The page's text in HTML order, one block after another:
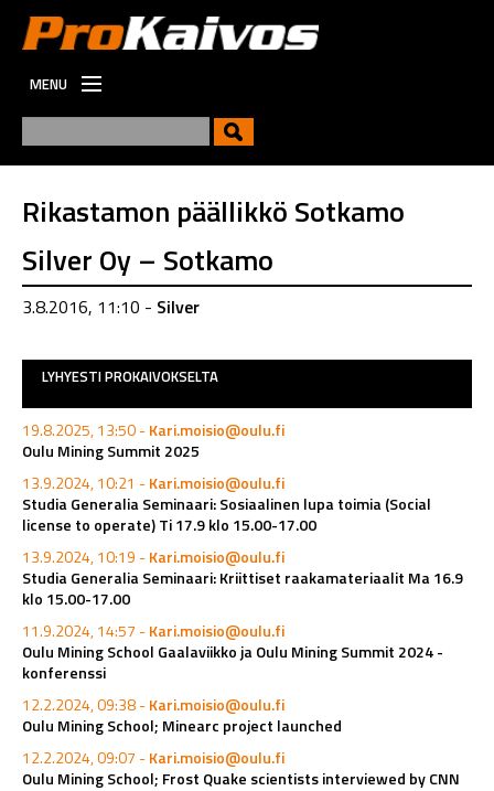
MENU
VIESTINTÄ
TYÖPAIKAT
Rikastamon päällikkö Sotkamo
Silver Oy – Sotkamo
3.8.2016, 11:10 - Silver
LYHYESTI PROKAIVOKSELTA
19.8.2025, 13:50 -Kari.moisio@oulu.fi
Oulu Mining Summit 2025
13.9.2024, 10:21 -Kari.moisio@oulu.fi
Studia Generalia Seminaari: Sosiaalinen lupa toimia (Social
license to operate) Ti 17.9 klo 15.00-17.00
13.9.2024, 10:19 -Kari.moisio@oulu.fi
Studia Generalia Seminaari: Kriittiset raakamateriaalit Ma 16.9
klo 15.00-17.00
11.9.2024, 14:57 -Kari.moisio@oulu.fi
Oulu Mining School Gaalaviikko ja Oulu Mining Summit 2024 -
konferenssi
12.2.2024, 09:38 -Kari.moisio@oulu.fi
Oulu Mining School; Minearc project launched
12.2.2024, 09:07 -Kari.moisio@oulu.fi
Oulu Mining School; Frost Quake scientists interviewed by CNN